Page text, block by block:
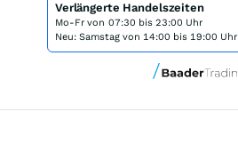
Verlängerte Handelszeiten
Mo-Fr von 07:30 bis 23:00 Uhr
Neu: Samstag von 14:00 bis 19:00 Uhr